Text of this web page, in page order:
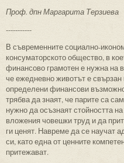
Проф. дпн Маргарита Терзиева
-----------
В съвременните социално-
консуматорското общество, в
финансово грамотен е нужна на
че ежедневно животът е
определени финансови
трябва да знаят, че парите са
нужно да осъзнаят стойността
вложения човешки труд и да
ги ценят. Навреме да се научат
си, като една от ценните
притежават.